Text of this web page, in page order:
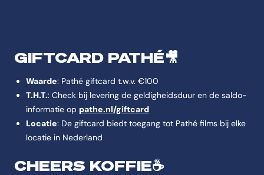
GIFTCARD PATHÉ🎥
Waarde: Pathé giftcard t.w.v. €100
T.H.T.: Check bij levering de geldigheidsduur en de saldo-
informatie op pathe.nl/giftcard
Locatie: De giftcard biedt toegang tot Pathé films bij elke
locatie in Nederland
CHEERS KOFFIE☕